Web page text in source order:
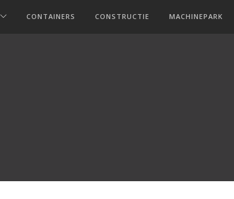
CONTAINERS CONSTRUCTIE MACHINEPARK